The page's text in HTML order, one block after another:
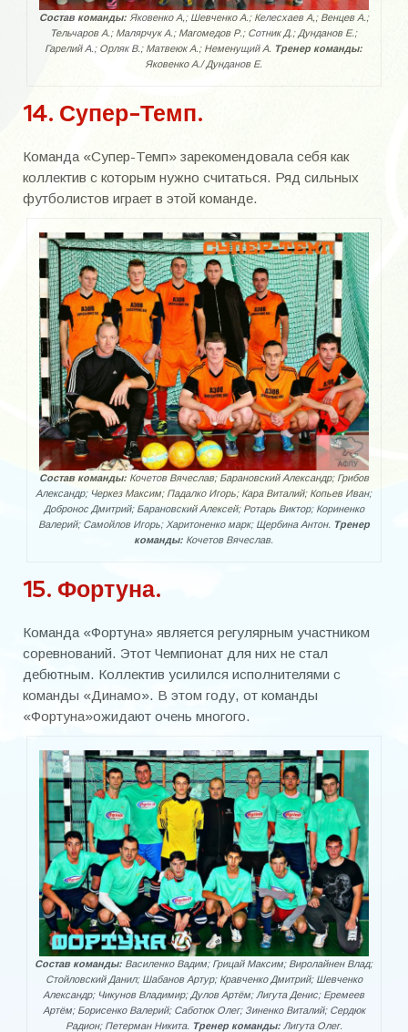
Состав команды:Яковенко А,; Шевченко А.; Келесхаев А,; Венцев А.;
Тельчаров А.; Малярчук А.; Магомедов Р.; Сотник Д.; Дунданов Е.;
Гарелий А.; Орляк В.; Матвеюк А.; Неменущий А.
Тренер команды:
Яковенко А./ Дунданов Е.
14. Супер-Темп.
Команда «Супер-Темп» зарекомендовала себя как
коллектив с которым нужно считаться. Ряд сильных
футболистов играет в этой команде.
Состав команды:Кочетов Вячеслав; Барановский Александр; Грибов
Александр; Черкез Максим; Падалко Игорь; Кара Виталий; Копьев Иван;
Добронос Дмитрий; Барановский Алексей; Ротарь Виктор; Кориненко
Валерий; Самойлов Игорь; Харитоненко марк; Щербина Антон. Тренер
команды: Кочетов Вячеслав.
15. Фортуна.
Команда «Фортуна» является регулярным участником
соревнований. Этот Чемпионат для них не стал
дебютным. Коллектив усилился исполнителями с
команды «Динамо». В этом году, от команды
«Фортуна»ожидают очень многого.
Состав команды: Василенко Вадим; Грицай Максим; Виролайнен Влад;
Стойловский Данил; Шабанов Артур; Кравченко Дмитрий; Шевченко
Александр; Чикунов Владимир; Дулов Артём; Лигута Денис; Еремеев
Артём; Борисенко Валерий; Саботюк Олег; Зиненко Виталий; Сердюк
Радион; Петерман Никита. Тренер команды:Лигута Олег.